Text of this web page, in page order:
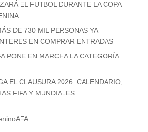
EL FUTBOL DURANTE LA COPA
DE 730 MIL PERSONAS YA
EN COMPRAR ENTRADAS
PONE EN MARCHA LA CATEGORÍA
EL CLAUSURA 2026: CALENDARIO,
FIFA Y MUNDIALES